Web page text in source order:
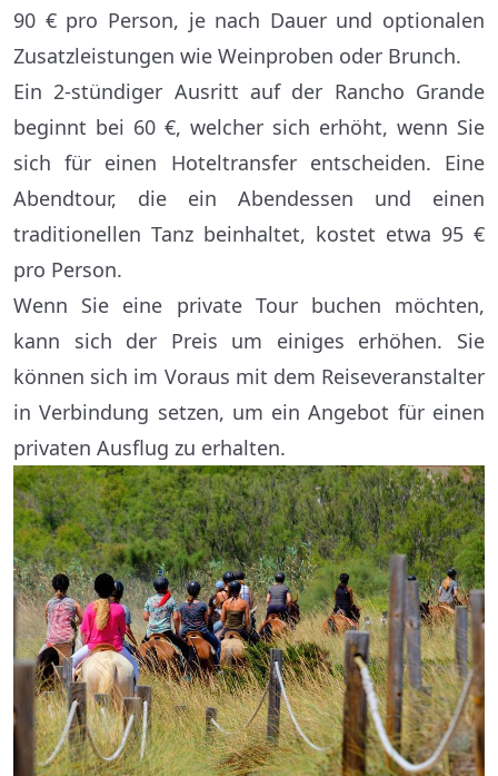
90 € pro Person, je nach Dauer und optionalen
Zusatzleistungen wie Weinproben oder Brunch.
Ein 2-stündiger Ausritt auf der Rancho Grande
beginnt bei 60 €, welcher sich erhöht, wenn Sie
sich für einen Hoteltransfer entscheiden. Eine
Abendtour, die ein Abendessen und einen
traditionellen Tanz beinhaltet, kostet etwa 95 €
pro Person.
Wenn Sie eine private Tour buchen möchten,
kann sich der Preis um einiges erhöhen. Sie
können sich im Voraus mit dem Reiseveranstalter
in Verbindung setzen, um ein Angebot für einen
privaten Ausflug zu erhalten.